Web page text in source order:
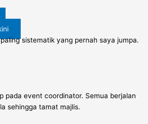
sistematik yang pernah saya jumpa.
pada event coordinator. Semua berjalan
sehingga tamat majlis.